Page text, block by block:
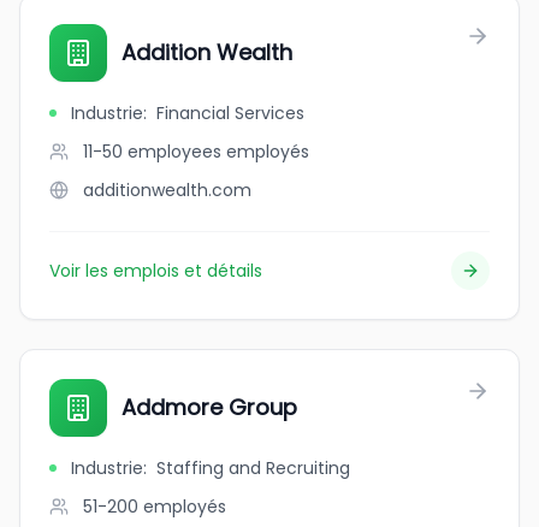
Addition Wealth
Industrie: Financial Services
11-50 employees employés
additionwealth.com
Voir les emplois et détails
Addmore Group
Industrie: Staffing and Recruiting
51-200 employés